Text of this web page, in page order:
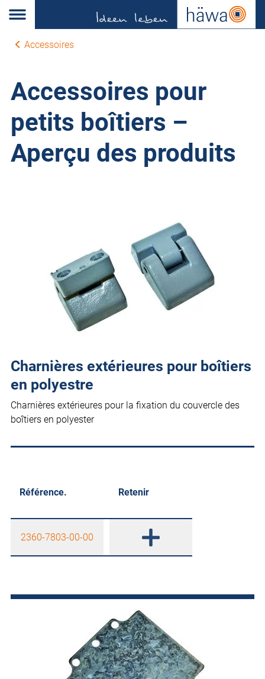
Accessoires
Accessoires pour
petits boîtiers –
Aperçu des produits
Charnières extérieures pour boîtiers
en polyestre
Charnières extérieures pour la fixation du couvercle des
boîtiers en polyester
Référence. Retenir
2360-7803-00-00